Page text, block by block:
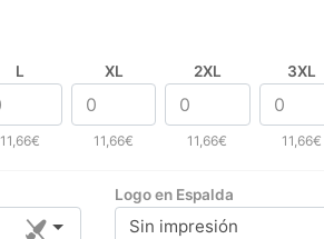
L
11,66€
XL
11,66€
2XL
11,66€
3XL
11,66€
Logo en Espalda
Sin impresión